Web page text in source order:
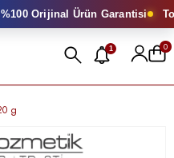
Orijinal Ürün Garantisi
1 0
g